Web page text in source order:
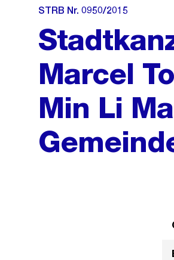
STRB Nr. 0950/2015
Marcel
Min Li